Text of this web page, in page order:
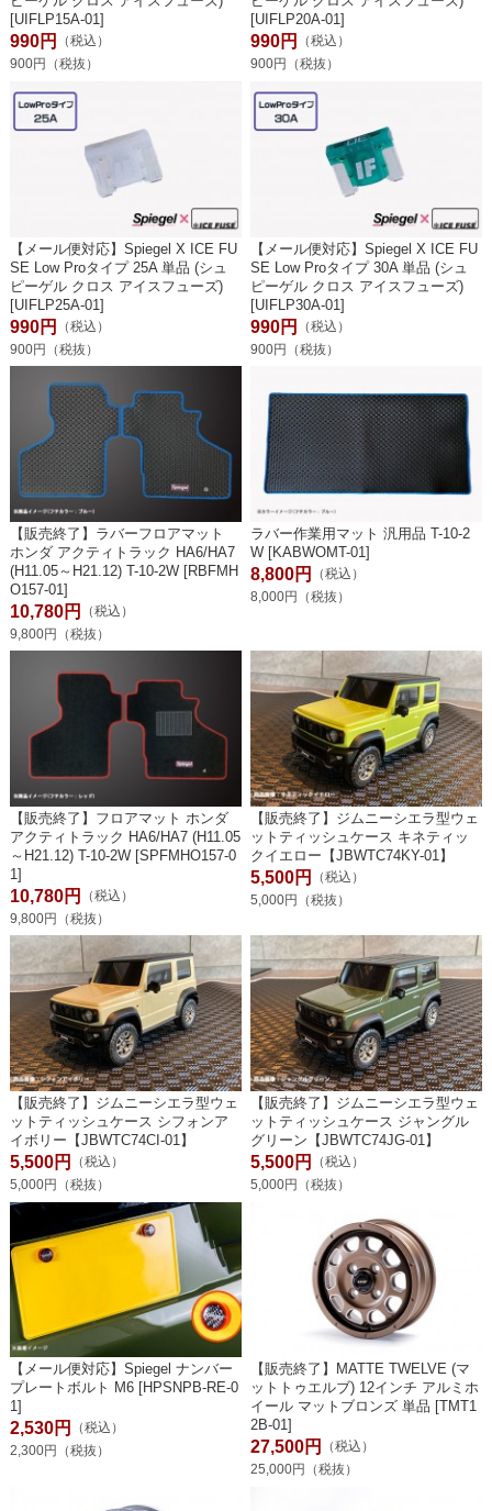
[UIFLP15A-01]
990円
（税込）
900円（税抜）
[UIFLP20A-01]
990円
（税込）
900円（税抜）
【メール便対応】Spiegel X ICE FU
SE Low Proタイプ 25A 単品 (シュ
ピーゲル クロス アイスフューズ)
[UIFLP25A-01]
990円
（税込）
900円（税抜）
【メール便対応】Spiegel X ICE FU
SE Low Proタイプ 30A 単品 (シュ
ピーゲル クロス アイスフューズ)
[UIFLP30A-01]
990円
（税込）
900円（税抜）
【販売終了】ラバーフロアマット
ホンダ アクティトラック HA6/HA7
(H11.05～H21.12) T-10-2W [RBFMH
O157-01]
10,780円
（税込）
9,800円（税抜）
ラバー作業用マット 汎用品 T-10-2
W [KABWOMT-01]
8,800円
（税込）
8,000円（税抜）
【販売終了】フロアマット ホンダ
アクティトラック HA6/HA7 (H11.05
～H21.12) T-10-2W [SPFMHO157-0
1]
10,780円
（税込）
9,800円（税抜）
【販売終了】ジムニーシエラ型ウェ
ットティッシュケース キネティッ
クイエロー【JBWTC74KY-01】
5,500円
（税込）
5,000円（税抜）
【販売終了】ジムニーシエラ型ウェ
ットティッシュケース シフォンア
イボリー【JBWTC74CI-01】
5,500円
（税込）
5,000円（税抜）
【販売終了】ジムニーシエラ型ウェ
ットティッシュケース ジャングル
グリーン【JBWTC74JG-01】
5,500円
（税込）
5,000円（税抜）
【メール便対応】Spiegel ナンバー
プレートボルト M6 [HPSNPB-RE-0
1]
2,530円
（税込）
2,300円（税抜）
【販売終了】MATTE TWELVE (マ
ットトゥエルブ) 12インチ アルミホ
イール マットブロンズ 単品 [TMT1
2B-01]
27,500円
（税込）
25,000円（税抜）